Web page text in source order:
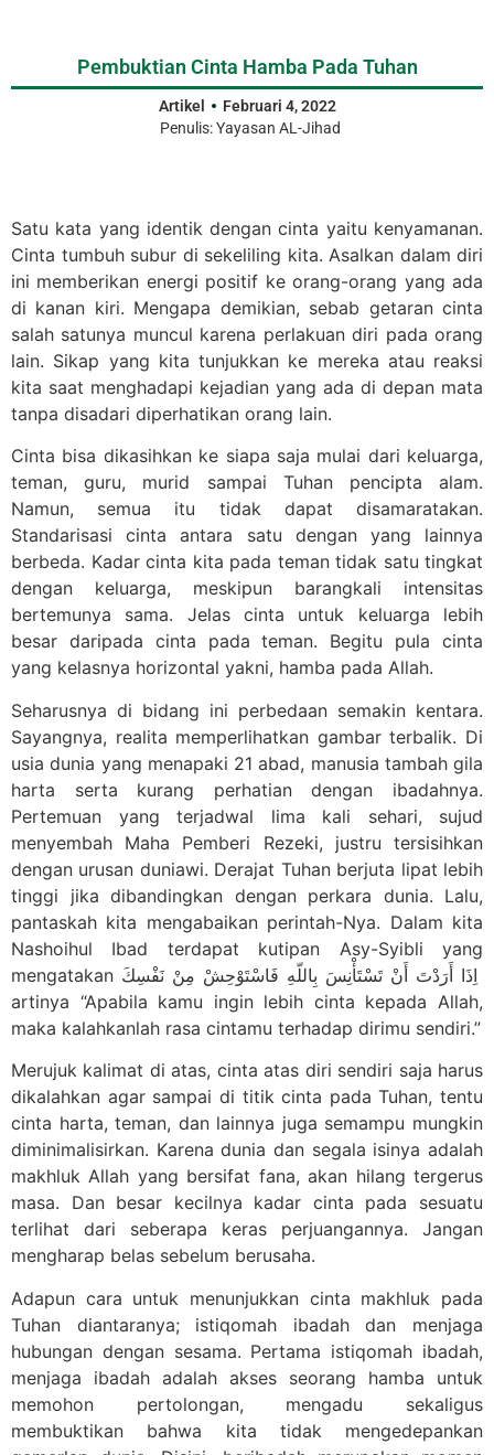
Pembuktian Cinta Hamba Pada Tuhan
Artikel
Februari 4, 2022
Penulis:Yayasan AL-Jihad
Satu kata yang identik dengan cinta yaitu kenyamanan.
Cinta tumbuh subur di sekeliling kita. Asalkan dalam diri
ini memberikan energi positif ke orang-orang yang ada
di kanan kiri. Mengapa demikian, sebab getaran cinta
salah satunya muncul karena perlakuan diri pada orang
lain. Sikap yang kita tunjukkan ke mereka atau reaksi
kita saat menghadapi kejadian yang ada di depan mata
tanpa disadari diperhatikan orang lain.
Cinta bisa dikasihkan ke siapa saja mulai dari keluarga,
teman, guru, murid sampai Tuhan pencipta alam.
Namun, semua itu tidak dapat disamaratakan.
Standarisasi cinta antara satu dengan yang lainnya
berbeda. Kadar cinta kita pada teman tidak satu tingkat
dengan keluarga, meskipun barangkali intensitas
bertemunya sama. Jelas cinta untuk keluarga lebih
besar daripada cinta pada teman. Begitu pula cinta
yang kelasnya horizontal yakni, hamba pada Allah.
Seharusnya di bidang ini perbedaan semakin kentara.
Sayangnya, realita memperlihatkan gambar terbalik. Di
usia dunia yang menapaki 21 abad, manusia tambah gila
harta serta kurang perhatian dengan ibadahnya.
Pertemuan yang terjadwal lima kali sehari, sujud
menyembah Maha Pemberi Rezeki, justru tersisihkan
dengan urusan duniawi. Derajat Tuhan berjuta lipat lebih
tinggi jika dibandingkan dengan perkara dunia. Lalu,
pantaskah kita mengabaikan perintah-Nya. Dalam kita
Nashoihul Ibad terdapat kutipan Asy-Syibli yang
mengatakan اِذَا أَرَدْتَ أَنْ تَسْتَأْنِسَ بِاللّهِ فَاسْتَوْحِشْ مِنْ نَفْسِكَ
artinya “Apabila kamu ingin lebih cinta kepada Allah,
maka kalahkanlah rasa cintamu terhadap dirimu sendiri.”
Merujuk kalimat di atas, cinta atas diri sendiri saja harus
dikalahkan agar sampai di titik cinta pada Tuhan, tentu
cinta harta, teman, dan lainnya juga semampu mungkin
diminimalisirkan. Karena dunia dan segala isinya adalah
makhluk Allah yang bersifat fana, akan hilang tergerus
masa. Dan besar kecilnya kadar cinta pada sesuatu
terlihat dari seberapa keras perjuangannya. Jangan
mengharap belas sebelum berusaha.
Adapun cara untuk menunjukkan cinta makhluk pada
Tuhan diantaranya; istiqomah ibadah dan menjaga
hubungan dengan sesama. Pertama istiqomah ibadah,
menjaga ibadah adalah akses seorang hamba untuk
memohon pertolongan, mengadu sekaligus
membuktikan bahwa kita tidak mengedepankan